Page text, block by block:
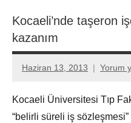
Kocaeli’nde taşeron
kazanım
Haziran 13, 2013
Aksu
Yorum
Kocaeli Üniversitesi Tıp
“belirli süreli iş